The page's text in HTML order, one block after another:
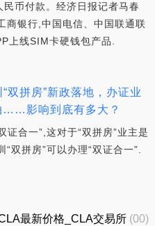
币付款。经济日报记者马春
商银行,中国电信、中国联通联
上线SIM卡硬钱包产品.
双拼房”新政落地，办证业
……影响到底有多大？
证合一”,这对于“双拼房”业主是
双拼房”可以办理“双证合一”.
最新价格_CLA交易所 (00)